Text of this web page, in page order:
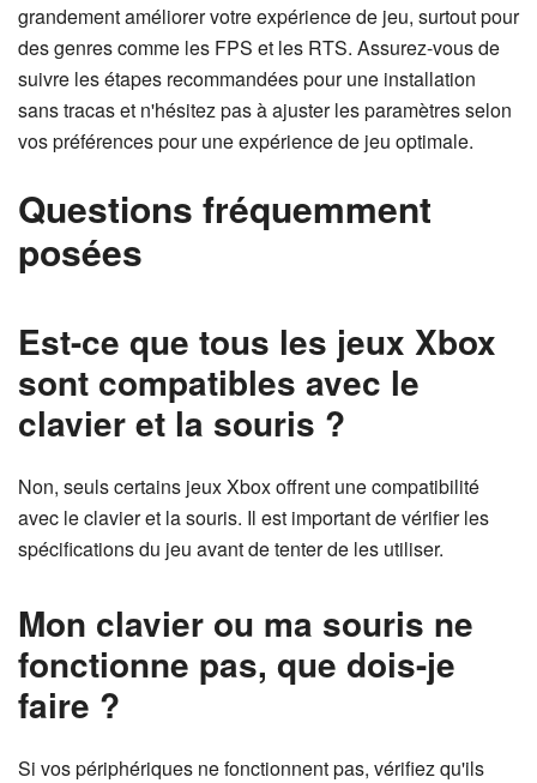
grandement améliorer votre expérience de jeu, surtout pour
des genres comme les FPS et les RTS. Assurez-vous de
suivre les étapes recommandées pour une installation
sans tracas et n'hésitez pas à ajuster les paramètres selon
vos préférences pour une expérience de jeu optimale.
Questions fréquemment
posées
Est-ce que tous les jeux Xbox
sont compatibles avec le
clavier et la souris ?
Non, seuls certains jeux Xbox offrent une compatibilité
avec le clavier et la souris. Il est important de vérifier les
spécifications du jeu avant de tenter de les utiliser.
Mon clavier ou ma souris ne
fonctionne pas, que dois-je
faire ?
Si vos périphériques ne fonctionnent pas, vérifiez qu'ils